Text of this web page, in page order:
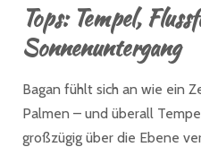
Tops: Tempel,
Sonnenuntergang
Bagan fühlt sich an wie ein
Palmen – und überall
großzügig über die Ebene